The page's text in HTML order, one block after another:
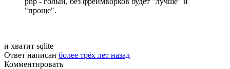
"проще".
и хватит sqlite
Ответ написан более трёх лет назад
Комментировать